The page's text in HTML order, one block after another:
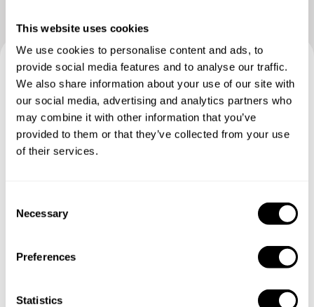
This website uses cookies
We use cookies to personalise content and ads, to
provide social media features and to analyse our traffic.
We also share information about your use of our site with
our social media, advertising and analytics partners who
may combine it with other information that you’ve
provided to them or that they’ve collected from your use
of their services.
Necessary
Preferences
Statistics
Prenotate la vostra esperienza
con Salvatore
Specifica i dettagli della tua richiesta e i nostri Chef ti